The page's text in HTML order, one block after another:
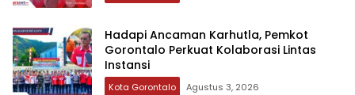
‎Hadapi Ancaman Karhutla, Pemkot
Gorontalo Perkuat Kolaborasi Lintas
Instansi‎‎
Kota Gorontalo Agustus 3, 2026